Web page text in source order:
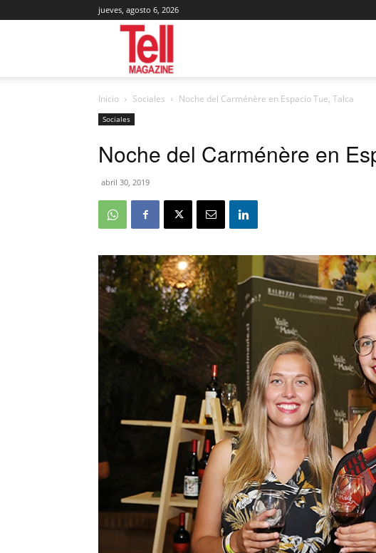
jueves, agosto 6, 2026
Magazine
Inicio Sociales Noche del Carménère en Espacio Tue, Talca
Sociales
Noche del Carménère en
abril 30, 2019